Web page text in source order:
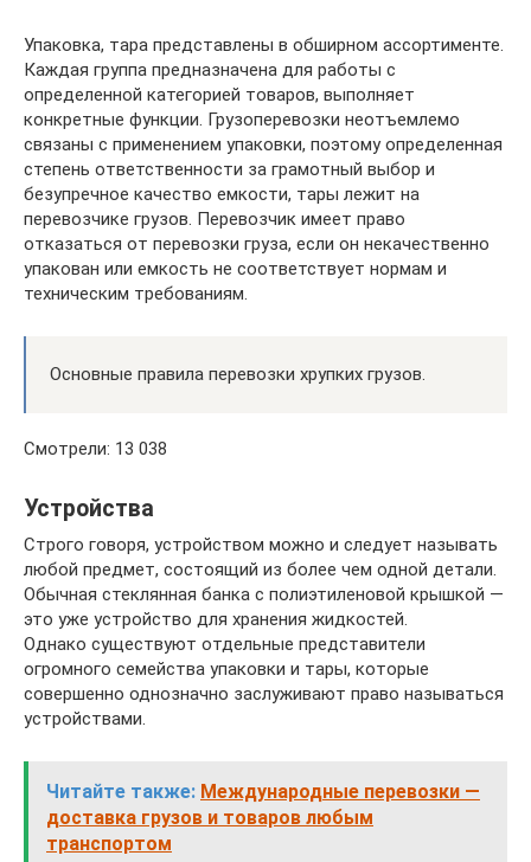
Упаковка, тара представлены в обширном ассортименте.
Каждая группа предназначена для работы с
определенной категорией товаров, выполняет
конкретные функции. Грузоперевозки неотъемлемо
связаны с применением упаковки, поэтому определенная
степень ответственности за грамотный выбор и
безупречное качество емкости, тары лежит на
перевозчике грузов. Перевозчик имеет право
отказаться от перевозки груза, если он некачественно
упакован или емкость не соответствует нормам и
техническим требованиям.
Основные правила перевозки хрупких грузов.
Смотрели: 13 038
Устройства
Строго говоря, устройством можно и следует называть
любой предмет, состоящий из более чем одной детали.
Обычная стеклянная банка с полиэтиленовой крышкой —
это уже устройство для хранения жидкостей.
Однако существуют отдельные представители
огромного семейства упаковки и тары, которые
совершенно однозначно заслуживают право называться
устройствами.
Читайте также: Международные перевозки —
доставка грузов и товаров любым
транспортом